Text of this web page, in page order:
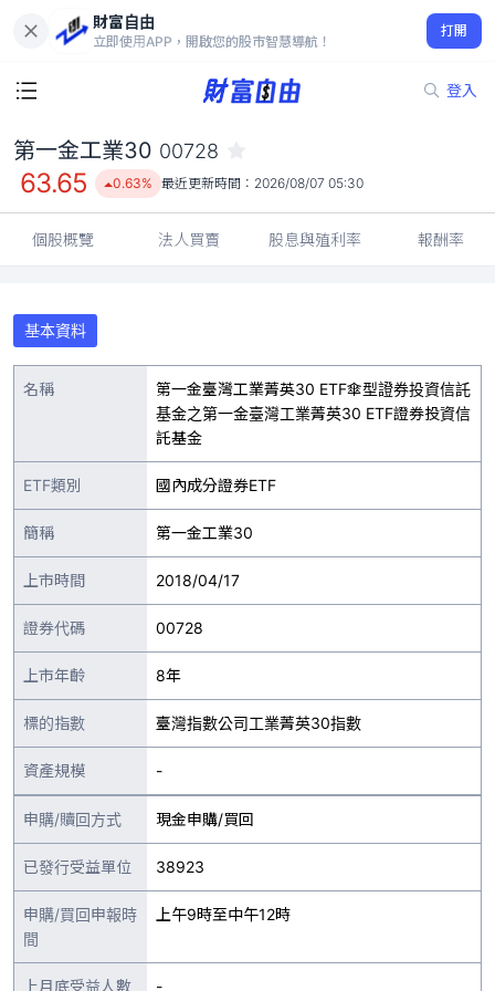
財富自由
立即使用APP，開啟您的股市智慧導航！
打開
登入
63.65
0.63%
第一金工業30 00728
63.65 0.63% 最近更新時間： 2026/08/07 05:30
個股概覽 法人買賣 股息與殖利率 報酬率
基本資料
名稱
第一金臺灣工業菁英30 ETF傘型證券投資信託
基金之第一金臺灣工業菁英30 ETF證券投資信
託基金
ETF類別 國內成分證券ETF
簡稱 第一金工業30
上市時間 2018/04/17
證券代碼 00728
上市年齡 8年
標的指數 臺灣指數公司工業菁英30指數
資產規模 -
申購/贖回方式 現金申購/買回
已發行受益單位 38923
申購/買回申報時
間
上午9時至中午12時
上月底受益人數 -